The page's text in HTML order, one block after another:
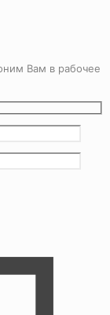
Вам в рабочее